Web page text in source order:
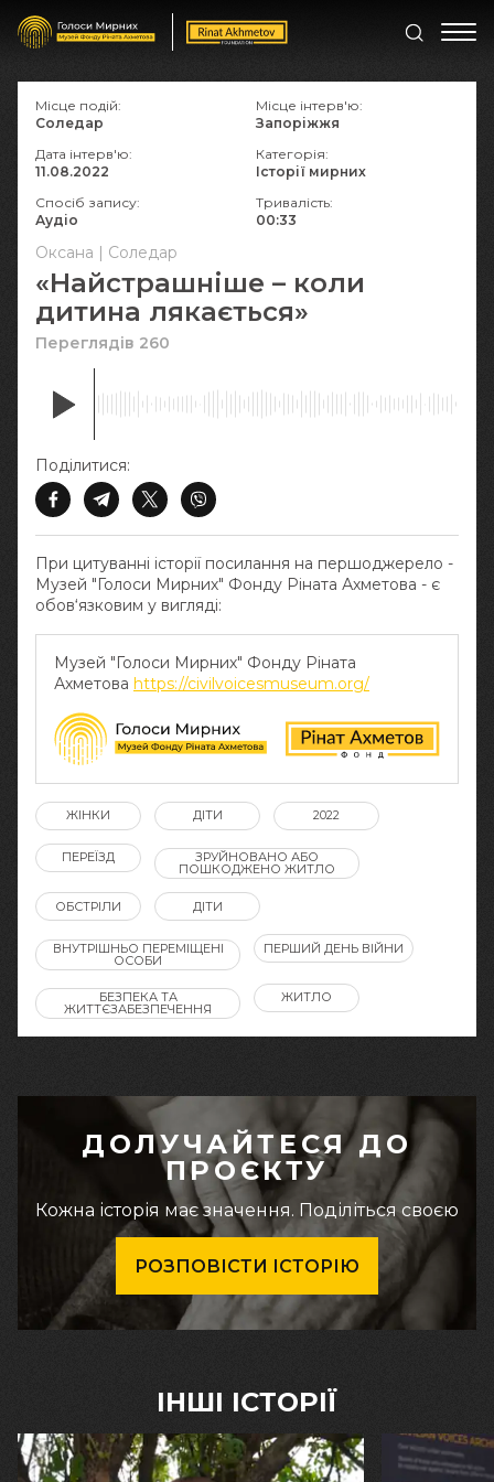
Оксана | Соледар
«Найстрашніше – коли
дитина лякається»
Переглядів 260
При цитуванні історії посилання на першоджерело -
Музей "Голоси Мирних" Фонду Ріната Ахметова - є
обов‘язковим у вигляді:
Музей "Голоси Мирних" Фонду Ріната
Ахметова https://civilvoicesmuseum.org/
Поділитися:
Місце подій:
Соледар
Місце інтерв'ю:
Запоріжжя
Дата інтерв'ю:
11.08.2022
Категорія:
Історії мирних
Спосіб запису:
Аудіо
Тривалість:
00:33
ЖІНКИ ДІТИ 2022
ПЕРЕЇЗД ЗРУЙНОВАНО АБО
ПОШКОДЖЕНО ЖИТЛО
ОБСТРІЛИ ДІТИ
ВНУТРІШНЬО ПЕРЕМІЩЕНІ
ОСОБИ
ПЕРШИЙ ДЕНЬ ВІЙНИ
БЕЗПЕКА ТА
ЖИТТЄЗАБЕЗПЕЧЕННЯ
ЖИТЛО
ДОЛУЧАЙТЕСЯ ДО
ПРОЄКТУ
Кожна історія має значення. Поділіться своєю
РОЗПОВІСТИ ІСТОРІЮ
ІНШІ ІСТОРІЇ